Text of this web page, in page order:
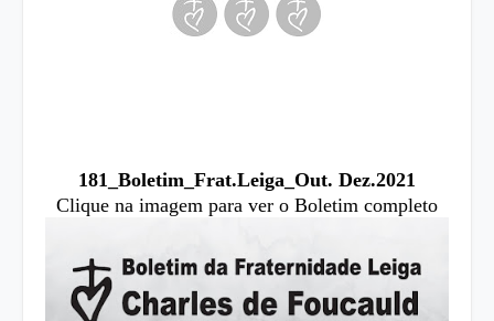
181_Boletim_Frat.Leiga_Out. Dez.2021
Clique na imagem para ver o Boletim completo